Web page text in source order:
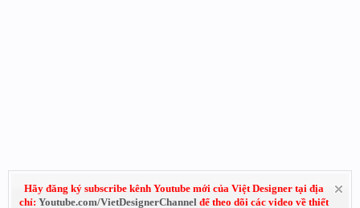
Hãy đăng ký subscribe kênh Youtube mới của Việt Designer tại địa
chỉ: Youtube.com/VietDesignerChannel để theo dõi các video về thiết